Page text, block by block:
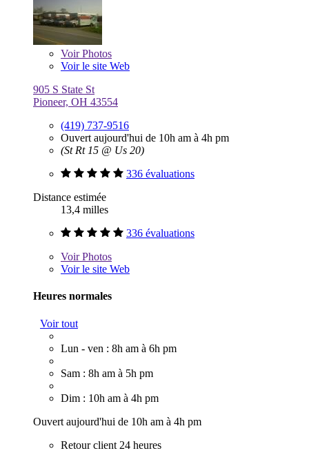
VoirPhotos
Voir le site Web
905 S State St
Pioneer, OH 43554
(419) 737-9516
Ouvert aujourd'hui de 10h am à 4h pm
(St Rt 15 @ Us 20)
336 évaluations
Distance estimée
13,4 milles
336 évaluations
VoirPhotos
Voir le site Web
Heures normales
Voir tout
Lun - ven : 8h am à 6h pm
Sam : 8h am à 5h pm
Dim : 10h am à 4h pm
Ouvert aujourd'hui de 10h am à 4h pm
Retour client 24 heures